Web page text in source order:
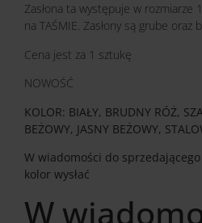
Zasłona ta występuje w rozmiarze
na TAŚMIE. Zasłony są grube oraz
Cena jest za 1 sztukę
NOWOŚĆ
KOLOR: BIAŁY, BRUDNY RÓŻ,
BEŻOWY, JASNY BEŻOWY,
W wiadomości do
kolor wysłać
W